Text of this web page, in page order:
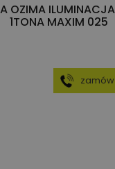
OZIMA
1TONA MAXIM 025